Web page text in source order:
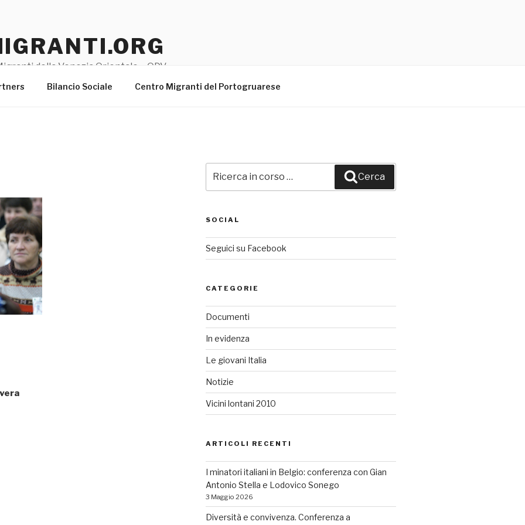
della Venezia Orientale – ODV
Bilancio Sociale Centro Migranti del Portogruarese
Cerca
SOCIAL
Seguici su Facebook
CATEGORIE
Documenti
In evidenza
Le giovani Italia
Notizie
Vicini lontani 2010
ARTICOLI RECENTI
I minatori italiani in Belgio: conferenza con Gian
Antonio Stella e Lodovico Sonego
3 Maggio 2026
Diversità e convivenza. Conferenza a